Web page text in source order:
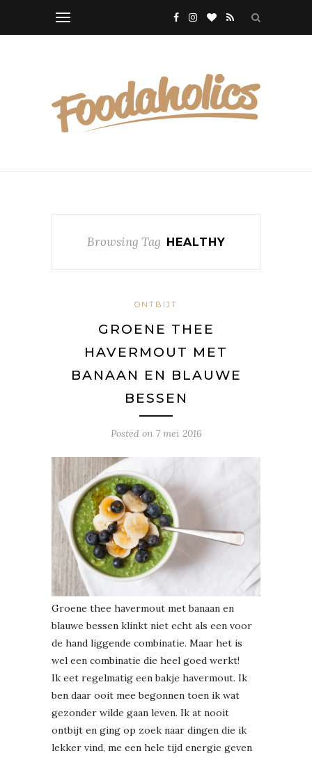
Browsing Tag HEALTHY
ONTBIJT
GROENE THEE
HAVERMOUT MET
BANAAN EN BLAUWE
BESSEN
Posted on 7 mei 2016
Groene thee havermout met banaan en
blauwe bessen klinkt niet echt als een voor
de hand liggende combinatie. Maar het is
wel een combinatie die heel goed werkt!
Ik eet regelmatig een bakje havermout. Ik
ben daar ooit mee begonnen toen ik wat
gezonder wilde gaan leven. Ik at nooit
ontbijt en ging op zoek naar dingen die ik
lekker vind, me een hele tijd energie geven